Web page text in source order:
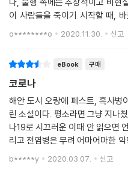
로 아무도, 이 세상 어느 누구도 그
며 결국 죽음과 맞닿아 있다. 하
해지지 않는 사람이 되는 것이다.
작가는 생전 남긴 작가 노트에서 『
대표하는 소설이라면, 『페스트』
이라 한 바 있다. 이는 『페스트』
다. 『이방인』에서의 고독한 개인
들은 페스트와 맞서기 위해 함께
이 사람들을 죽이기 시작할 때,
쪽)이 세상의 악이란 거의 대부분
o********o 2020.11.30. 신고
eBook 구매
코로나
해안 도시 오랑에 페스트, 흑사병이 창
린 소설이다. 평소라면 그냥 지나
나19로 시끄러운 이때 안 읽으면
리고 전염병은 무려 어마어마한
서 미친듯이 가격이 뛰고 코로나
면서 뭐그때와
b*****y 2020.03.07. 신고